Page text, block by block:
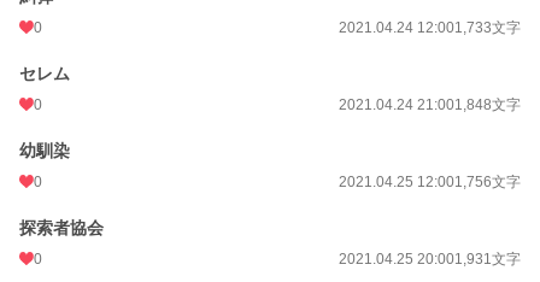
0 2021.04.24 12:001,733文字
セレム
0 2021.04.24 21:001,848文字
幼馴染
0 2021.04.25 12:001,756文字
探索者協会
0 2021.04.25 20:001,931文字